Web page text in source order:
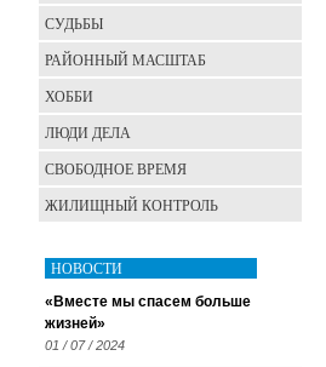
СУДЬБЫ
РАЙОННЫЙ МАСШТАБ
ХОББИ
ЛЮДИ ДЕЛА
СВОБОДНОЕ ВРЕМЯ
ЖИЛИЩНЫЙ КОНТРОЛЬ
НОВОСТИ
«Вместе мы спасем больше
жизней»
01 / 07 / 2024